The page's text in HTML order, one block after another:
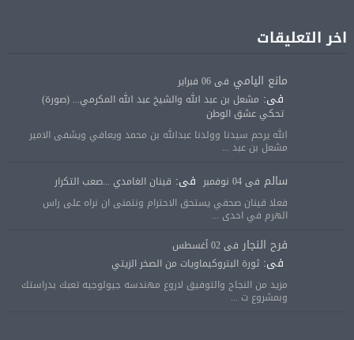
اخر التعليقات
مانع اليامي فى 06 فبراير
فى: مشعل بن عبد الله والشيخ عبد الله المكرمي... (صورة)
تحكي عشق الوطن
الله يرحم سيدنا وولدنا عبدالله بن محمد ويعافي ويشفى الامير
مشعل بن عبد ...
سالم فى 04 نوفمبر فى: قينان الغامدي ...صعب التكرار
فعلا قينان صحفي يستحق الاحترام ونتمنى ان نراه على راس
الهرم في احدى ...
فرح النجار فى 02 أغسطس
فى:ثورة البتروكيماويات من الصخر الزيتي
مزيد من النجاح والتوفيق لاروع مهندسه جيولوجيه تعبك بدراستك
وبمشروع ت ...